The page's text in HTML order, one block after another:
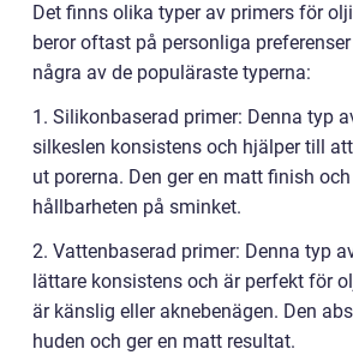
Det finns olika typer av primers för
beror oftast på personliga
några av de populäraste typerna:
1. Silikonbaserad primer: Denna typ
silkeslen konsistens och hjälper till
ut porerna. Den ger en matt finish
hållbarheten på sminket.
2. Vattenbaserad primer: Denna typ
lättare konsistens och är perfekt för
är känslig eller aknebenägen. Den
huden och ger en matt resultat.